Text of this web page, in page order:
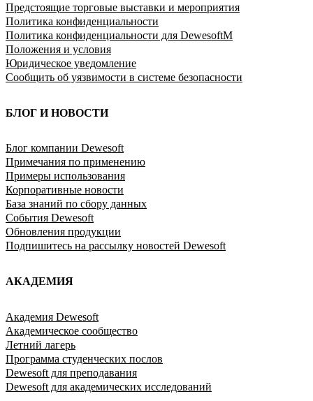
Предстоящие торговые выставки и мероприятия
Политика конфиденциальности
Политика конфиденциальности для DewesoftM
Положения и условия
Юридическое уведомление
Сообщить об уязвимости в системе безопасности
БЛОГ И НОВОСТИ
Блог компании Dewesoft
Примечания по применению
Примеры использования
Корпоративные новости
База знаний по сбору данных
События Dewesoft
Обновления продукции
Подпишитесь на рассылку новостей Dewesoft
АКАДЕМИЯ
Академия Dewesoft
Академическое сообщество
Летний лагерь
Программа студенческих послов
Dewesoft для преподавания
Dewesoft для академических исследований